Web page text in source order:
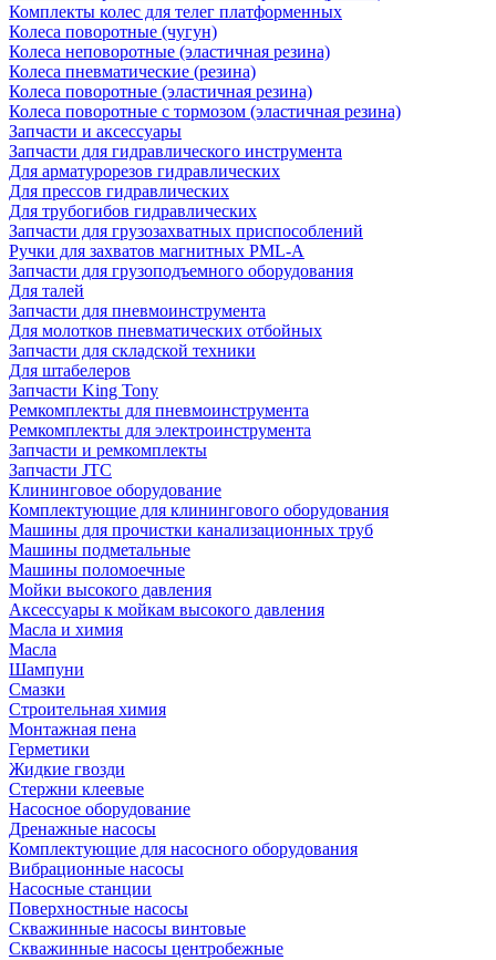
Комплекты колес для телег платформенных
Колеса поворотные (чугун)
Колеса неповоротные (эластичная резина)
Колеса пневматические (резина)
Колеса поворотные (эластичная резина)
Колеса поворотные c тормозом (эластичная резина)
Запчасти и аксессуары
Запчасти для гидравлического инструмента
Для арматурорезов гидравлических
Для прессов гидравлических
Для трубогибов гидравлических
Запчасти для грузозахватных приспособлений
Ручки для захватов магнитных PML-A
Запчасти для грузоподъемного оборудования
Для талей
Запчасти для пневмоинструмента
Для молотков пневматических отбойных
Запчасти для складской техники
Для штабелеров
Запчасти King Tony
Ремкомплекты для пневмоинструмента
Ремкомплекты для электроинструмента
Запчасти и ремкомплекты
Запчасти JTC
Клининговое оборудование
Комплектующие для клинингового оборудования
Машины для прочистки канализационных труб
Машины подметальные
Машины поломоечные
Мойки высокого давления
Аксессуары к мойкам высокого давления
Масла и химия
Масла
Шампуни
Смазки
Строительная химия
Монтажная пена
Герметики
Жидкие гвозди
Стержни клеевые
Насосное оборудование
Дренажные насосы
Комплектующие для насосного оборудования
Вибрационные насосы
Насосные станции
Поверхностные насосы
Скважинные насосы винтовые
Скважинные насосы центробежные